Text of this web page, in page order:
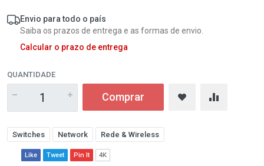
Envio para todo o país
Saiba os prazos de entrega e as formas de envio.
Calcular o prazo de entrega
QUANTIDADE
Comprar
Switches Network Rede & Wireless
Like Tweet Pin It 4K